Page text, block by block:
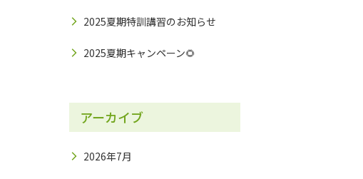
2025夏期特訓講習のお知らせ
2025夏期キャンペーン🌻
アーカイブ
2026年7月